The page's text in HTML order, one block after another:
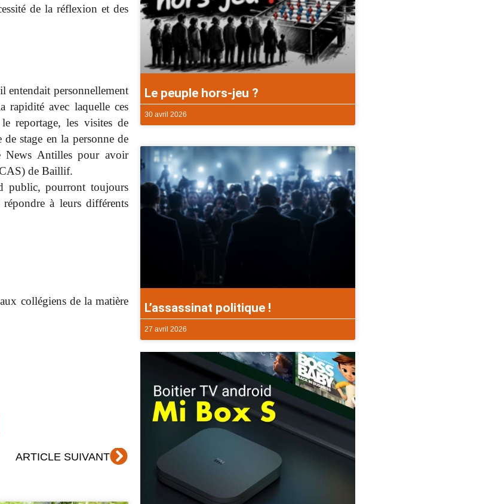
de la réflexion et des
entendait personnellement
rapidité avec laquelle ces
reportage, les visites de
stage en la personne de
News Antilles pour avoir
de Baillif.
public, pourront toujours
à leurs différents
collégiens de la matière
ARTICLE SUIVANTSuivant
Le peuple hors-jeu ?
30 avril 2026
L’assassinat politique !
27 avril 2026